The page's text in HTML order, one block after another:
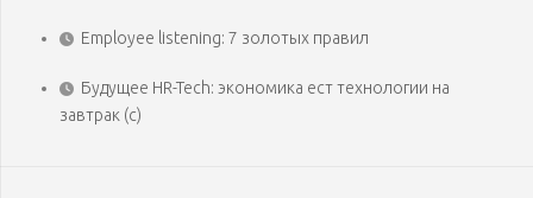
Employee listening: 7 золотых правил
Будущее HR-Tech: экономика ест технологии на
завтрак (с)